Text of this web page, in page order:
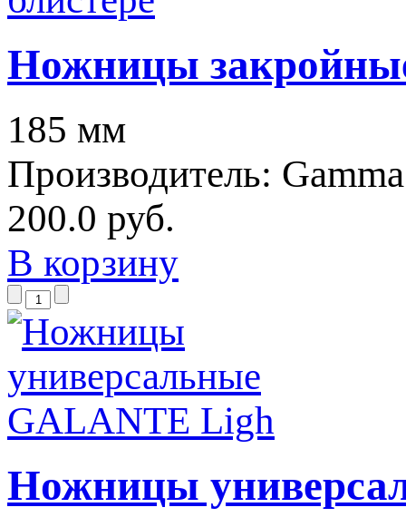
Ножницы
185 мм
Производитель: Gamma
200.0 руб.
В корзину
Ножницы